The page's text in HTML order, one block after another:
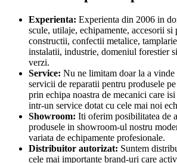
Experienta: Experienta din 2006 in
scule, utilaje, echipamente, accesorii si
constructii, confectii metalice,
instalatii, industrie, domeniul forestier
verzi.
Service: Nu ne limitam doar la a vinde
servicii de reparatii pentru produsele
prin echipa noastra de mecanici care
intr-un service dotat cu cele mai noi
Showroom: Iti oferim posibilitatea de
produsele in showroom-ul nostru
variata de echipamente profesionale.
Distribuitor autorizat: Suntem
cele mai importante brand-uri care